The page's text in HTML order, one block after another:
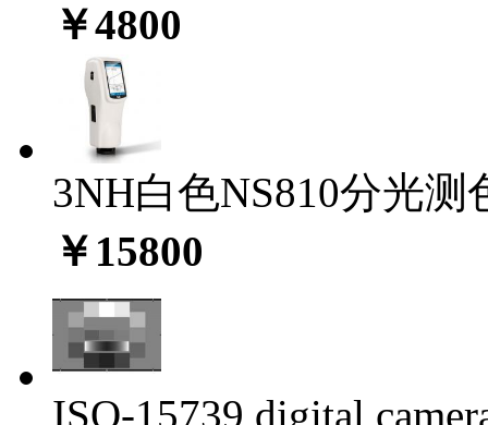
￥4800
3NH白色NS810分光测
￥15800
ISO-15739 digital